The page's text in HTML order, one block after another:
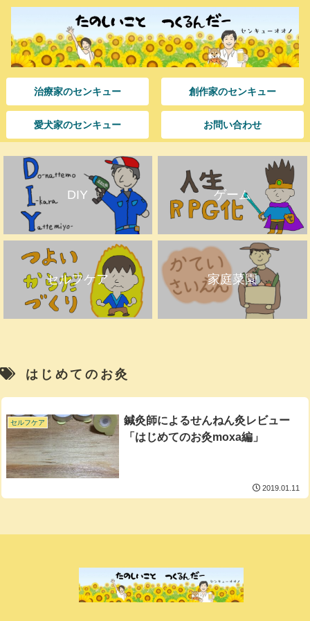
治療家のセンキュー 創作家のセンキュー
愛犬家のセンキュー お問い合わせ
DIY ゲーム
セルフケア 家庭菜園
はじめてのお灸
セルフケア
鍼灸師によるせんねん灸レビュー
「はじめてのお灸moxa編」
2019.01.11